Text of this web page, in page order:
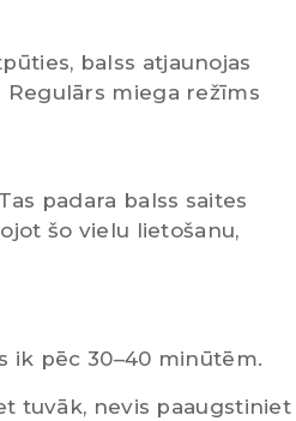
balss atjaunojas
Regulārs miega režīms
padara balss saites
šo vielu lietošanu,
ik pēc 30–40 minūtēm.
tuvāk, nevis paaugstiniet